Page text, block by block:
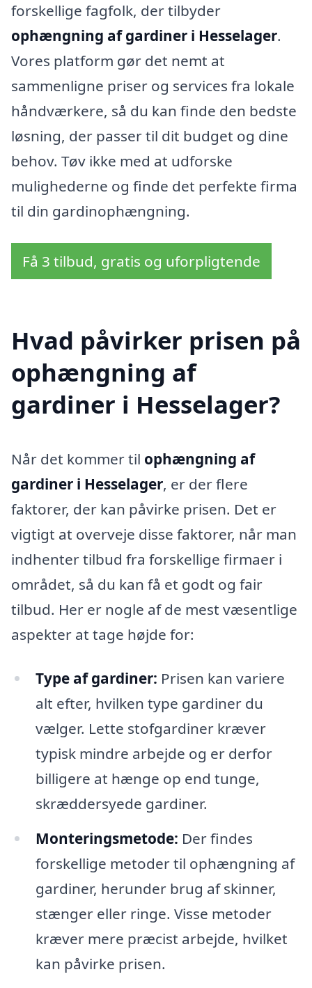
forskellige fagfolk, der tilbyder
ophængning af gardiner i Hesselager.
Vores platform gør det nemt at
sammenligne priser og services fra lokale
håndværkere, så du kan finde den bedste
løsning, der passer til dit budget og dine
behov. Tøv ikke med at udforske
mulighederne og finde det perfekte firma
til din gardinophængning.
Få 3 tilbud, gratis og uforpligtende
Hvad påvirker prisen på
ophængning af
gardiner i Hesselager?
Når det kommer til ophængning af
gardiner i Hesselager, er der flere
faktorer, der kan påvirke prisen. Det er
vigtigt at overveje disse faktorer, når man
indhenter tilbud fra forskellige firmaer i
området, så du kan få et godt og fair
tilbud. Her er nogle af de mest væsentlige
aspekter at tage højde for:
Type af gardiner: Prisen kan variere
alt efter, hvilken type gardiner du
vælger. Lette stofgardiner kræver
typisk mindre arbejde og er derfor
billigere at hænge op end tunge,
skræddersyede gardiner.
Monteringsmetode: Der findes
forskellige metoder til ophængning af
gardiner, herunder brug af skinner,
stænger eller ringe. Visse metoder
kræver mere præcist arbejde, hvilket
kan påvirke prisen.